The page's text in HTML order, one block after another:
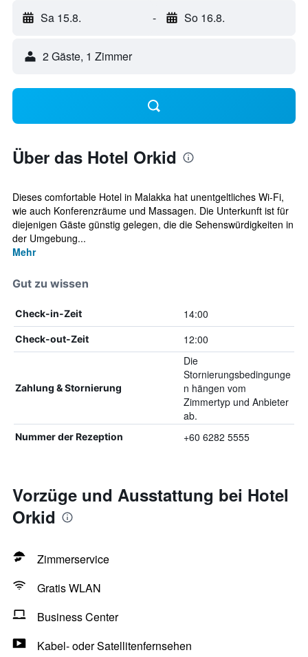
Sa 15.8. - So 16.8.
2 Gäste, 1 Zimmer
Über das Hotel Orkid
Dieses comfortable Hotel in Malakka hat unentgeltliches Wi-Fi,
wie auch Konferenzräume und Massagen. Die Unterkunft ist für
diejenigen Gäste günstig gelegen, die die Sehenswürdigkeiten in
der Umgebung...
Mehr
Gut zu wissen
Check-in-Zeit 14:00
Check-out-Zeit 12:00
Zahlung & Stornierung
Die
Stornierungsbedingunge
n hängen vom
Zimmertyp und Anbieter
ab.
Nummer der Rezeption +60 6282 5555
Vorzüge und Ausstattung bei Hotel
Orkid
Zimmerservice
Gratis WLAN
Business Center
Kabel- oder Satellitenfernsehen